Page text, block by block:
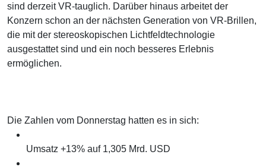
sind derzeit VR-tauglich. Darüber hinaus arbeitet der
Konzern schon an der nächsten Generation von VR-Brillen,
die mit der stereoskopischen Lichtfeldtechnologie
ausgestattet sind und ein noch besseres Erlebnis
ermöglichen.
Die Zahlen vom Donnerstag hatten es in sich:
Umsatz +13% auf 1,305 Mrd. USD